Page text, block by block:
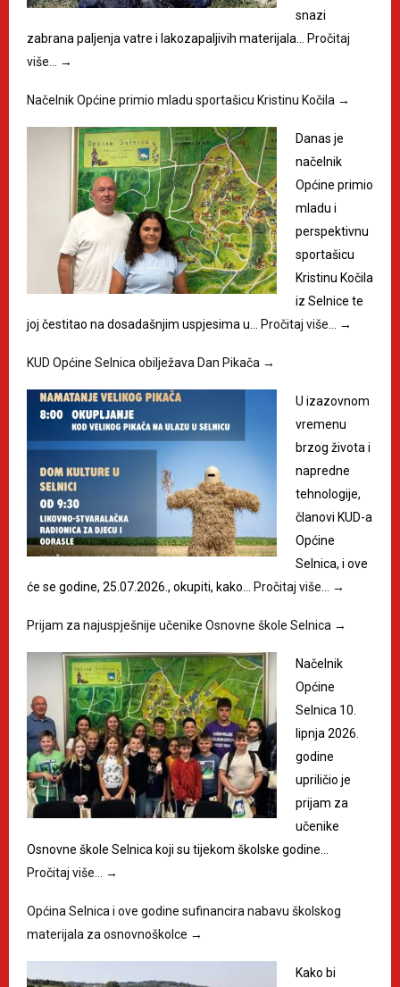
snazi
zabrana paljenja vatre i lakozapaljivih materijala…
Pročitaj
više…
→
Načelnik Općine primio mladu sportašicu Kristinu Kočila →
Danas je
načelnik
Općine primio
mladu i
perspektivnu
sportašicu
Kristinu Kočila
iz Selnice te
joj čestitao na dosadašnjim uspjesima u…
Pročitaj više… →
KUD Općine Selnica obilježava Dan Pikača →
U izazovnom
vremenu
brzog života i
napredne
tehnologije,
članovi KUD-a
Općine
Selnica, i ove
će se godine, 25.07.2026., okupiti, kako…
Pročitaj više… →
Prijam za najuspješnije učenike Osnovne škole Selnica →
Načelnik
Općine
Selnica 10.
lipnja 2026.
godine
upriličio je
prijam za
učenike
Osnovne škole Selnica koji su tijekom školske godine…
Pročitaj više…
→
Općina Selnica i ove godine sufinancira nabavu školskog
materijala za osnovnoškolce →
Kako bi